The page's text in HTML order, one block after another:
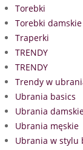
Torebki
Torebki damskie
Traperki
TRENDY
TRENDY
Trendy w
Ubrania basics
Ubrania
Ubrania męskie
Ubrania w stylu